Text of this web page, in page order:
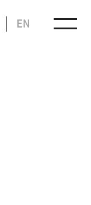
EN